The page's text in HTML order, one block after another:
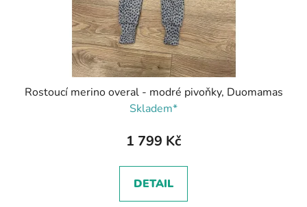
Rostoucí merino overal - modré pivoňky, Duomamas
Skladem*
1 799 Kč
DETAIL